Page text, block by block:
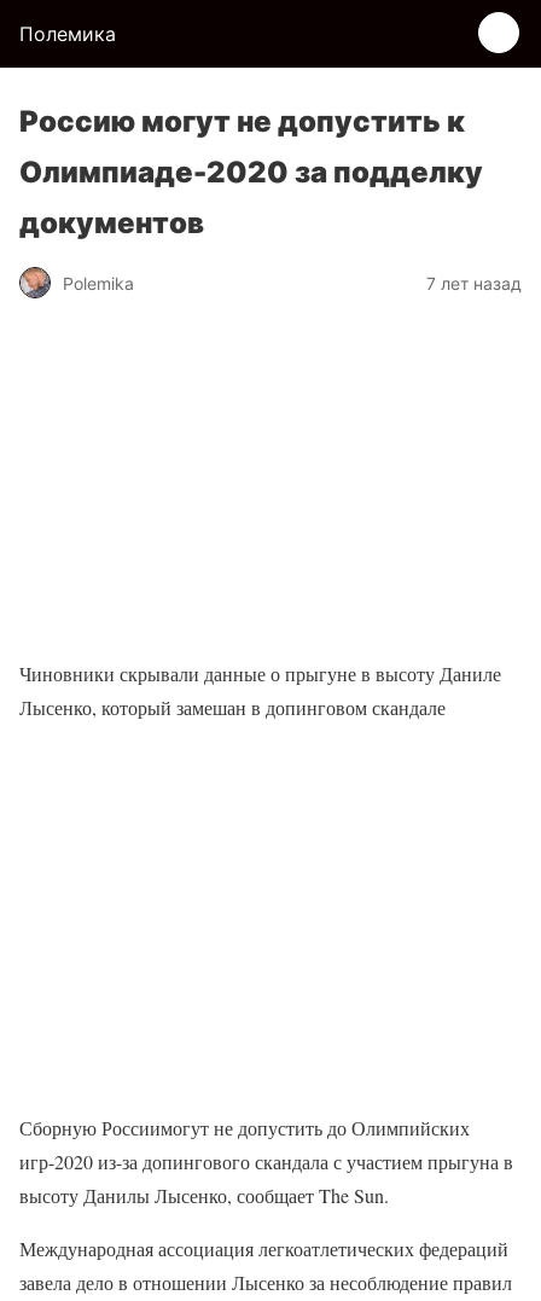
Полемика
Россию могут не допустить к
Олимпиаде-2020 за подделку
документов
Polemika 7 лет назад
Чиновники скрывали данные о прыгуне в высоту Даниле
Лысенко, который замешан в допинговом скандале
Сборную Россиимогут не допустить до Олимпийских
игр-2020 из-за допингового скандала с участием прыгуна в
высоту Данилы Лысенко, сообщает The Sun.
Международная ассоциация легкоатлетических федераций
завела дело в отношении Лысенко за несоблюдение правил